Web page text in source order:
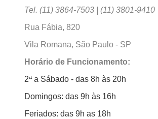
Tel. (11) 3864-7503 | (11) 3801-9410
Rua Fábia, 820
Vila Romana, São Paulo - SP
Horário de Funcionamento:
2ª a Sábado - das 8h às 20h
Domingos: das 9h às 16h
Feriados: das 9h as 18h